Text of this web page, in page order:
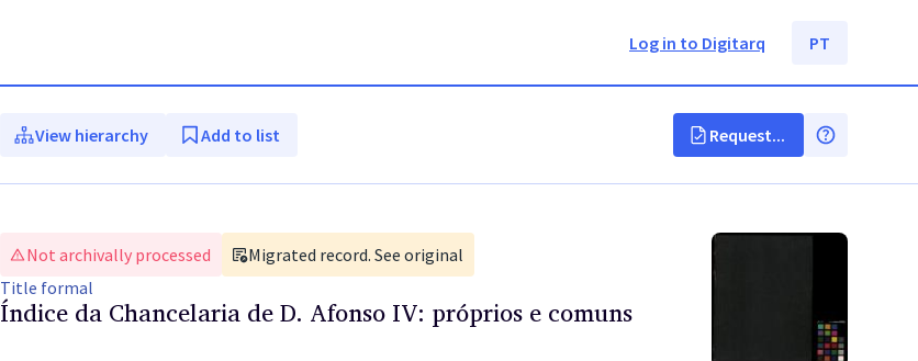
Log in to Digitarq PT
View hierarchy Add to list Request...
Not archivally processed
Migrated record. See original
Title formal
Índice da Chancelaria de D. Afonso IV: próprios e comuns